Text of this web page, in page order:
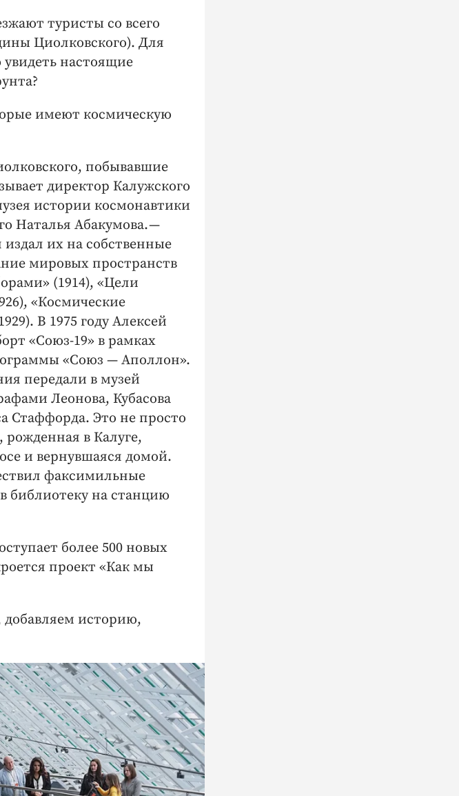
туристы со всего
Циолковского). Для
настоящие
имеют космическую
побывавшие
директор Калужского
истории космонавтики
Наталья Абакумова. —
издал их на собственные
мировых пространств
(1914), «Цели
«Космические
В 1975 году Алексей
«Союз‑19» в рамках
«Союз — ​Аполлон».
передали в музей
Леонова, Кубасова
Стаффорда. Это не просто
рожденная в Калуге,
и вернувшаяся домой.
факсимильные
библиотеку на станцию
более 500 новых
проект «Как мы
историю,